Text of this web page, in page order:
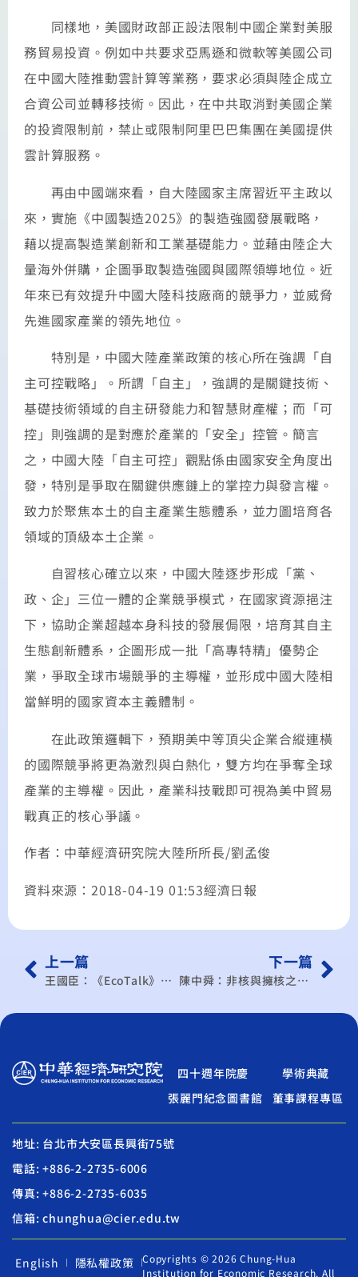
同樣地，美國財政部正設法限制中國企業對美服
務貿易投資。例如中共要求亞馬遜和微軟等美國公司
在中國大陸推動雲計算等業務，要求必須與陸企成立
合資公司並轉移技術。因此，在中共取消對美國企業
的投資限制前，禁止或限制阿里巴巴集團在美國提供
雲計算服務。
再由中國端來看，自大陸國家主席習近平主政以
來，實施《中國製造2025》的製造強國發展戰略，
藉以提高製造業創新和工業基礎能力。並藉由陸企大
量海外併購，企圖爭取製造強國與國際領導地位。近
年來已有效提升中國大陸科技廠商的競爭力，並威脅
先進國家產業的領先地位。
特別是，中國大陸產業政策的核心所在強調「自
主可控戰略」。所謂「自主」，強調的是關鍵技術、
基礎技術領域的自主研發能力和智慧財產權；而「可
控」則強調的是對應於產業的「安全」控管。簡言
之，中國大陸「自主可控」觀點係由國家安全角度出
發，特別是爭取在關鍵供應鏈上的掌控力與發言權。
致力於聚焦本土的自主產業生態體系，並力圖培育各
領域的頂級本土企業。
自習核心確立以來，中國大陸逐步形成「黨、
政、企」三位一體的企業競爭模式，在國家資源挹注
下，協助企業超越本身科技的發展侷限，培育其自主
生態創新體系，企圖形成一批「高專特精」優勢企
業，爭取全球市場競爭的主導權，並形成中國大陸相
當鮮明的國家資本主義體制。
在此政策邏輯下，預期美中等頂尖企業合縱連橫
的國際競爭將更為激烈與白熱化，雙方均在爭奪全球
產業的主導權。因此，產業科技戰即可視為美中貿易
戰真正的核心爭議。
作者：中華經濟研究院大陸所所長/劉孟俊
資料來源：2018-04-19 01:53經濟日報
上一篇
王國臣：《EcoTalk》中美貿易角力 才正要開始
下一篇
陳中舜：非核與擁核之外的抉擇
四十週年院慶
學術典藏
張麗門紀念圖書館
董事課程專區
地址: 台北市大安區長興街75號
電話: +886-2-2735-6006
傳真: +886-2-2735-6035
信箱: chunghua@cier.edu.tw
English
隱私權政策
Copyrights © 2026 Chung-Hua
Institution for Economic Research. All